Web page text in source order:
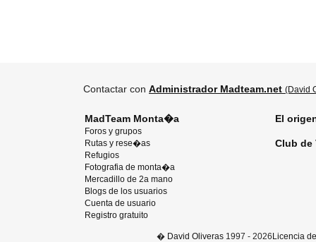
Contactar con Administrador Madteam.net (David
MadTeam Monta�a
Foros y grupos
Rutas y rese�as
Refugios
Fotografia de monta�a
Mercadillo de 2a mano
Blogs de los usuarios
Cuenta de usuario
Registro gratuito
El
Club de
� David Oliveras1997 - 2026Licencia